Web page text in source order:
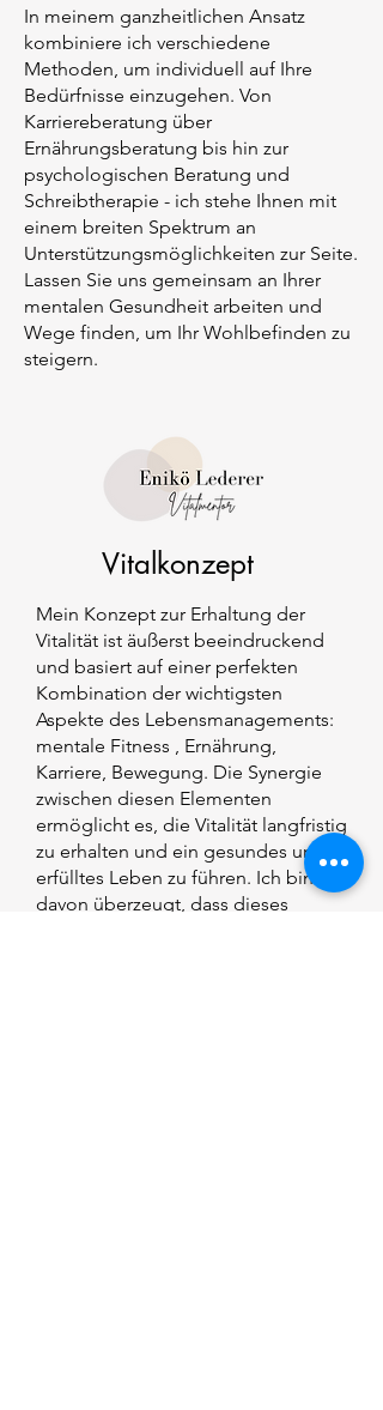
In meinem ganzheitlichen Ansatz
kombiniere ich verschiedene
Methoden, um individuell auf Ihre
Bedürfnisse einzugehen. Von
Karriereberatung über
Ernährungsberatung bis hin zur
psychologischen Beratung und
Schreibtherapie - ich stehe Ihnen mit
einem breiten Spektrum an
Unterstützungsmöglichkeiten zur Seite.
Lassen Sie uns gemeinsam an Ihrer
mentalen Gesundheit arbeiten und
Wege finden, um Ihr Wohlbefinden zu
steigern.
Vitalkonzept
Mein Konzept zur Erhaltung der
Vitalität ist äußerst beeindruckend
und basiert auf einer perfekten
Kombination der wichtigsten
Aspekte des Lebensmanagements:
mentale Fitness , Ernährung,
Karriere, Bewegung. Die Synergie
zwischen diesen Elementen
ermöglicht es, die Vitalität langfristig
zu erhalten und ein gesundes und
erfülltes Leben zu führen. Ich bin
davon überzeugt, dass dieses